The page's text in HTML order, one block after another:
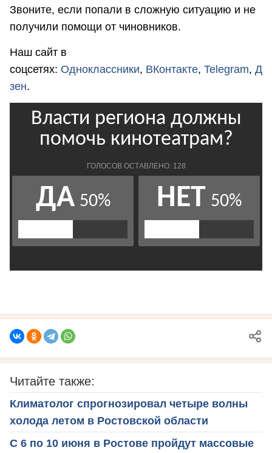
Звоните, если попали в сложную ситуацию и не
получили помощи от чиновников.
Наш сайт в
соцсетях: Одноклассники, ВКонтакте, Telegram, Д
зен.
Читайте также:
Климатолог спрогнозировал четыре волны
холода летом в Ростовской области
С 6 по 10 июня в Ростове пройдут массовые